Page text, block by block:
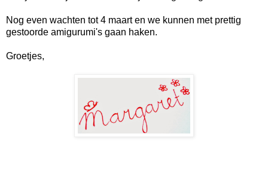
Nog even wachten tot 4 maart en we kunnen met prettig
gestoorde amigurumi's gaan haken.
Groetjes,